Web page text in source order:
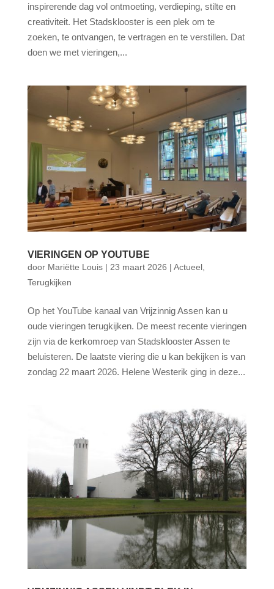
inspirerende dag vol ontmoeting, verdieping, stilte en
creativiteit. Het Stadsklooster is een plek om te
zoeken, te ontvangen, te vertragen en te verstillen. Dat
doen we met vieringen,...
VIERINGEN OP YOUTUBE
door Mariëtte Louis| 23 maart 2026 | Actueel,
Terugkijken
Op het YouTube kanaal van Vrijzinnig Assen kan u
oude vieringen terugkijken. De meest recente vieringen
zijn via de kerkomroep van Stadsklooster Assen te
beluisteren. De laatste viering die u kan bekijken is van
zondag 22 maart 2026. Helene Westerik ging in deze...